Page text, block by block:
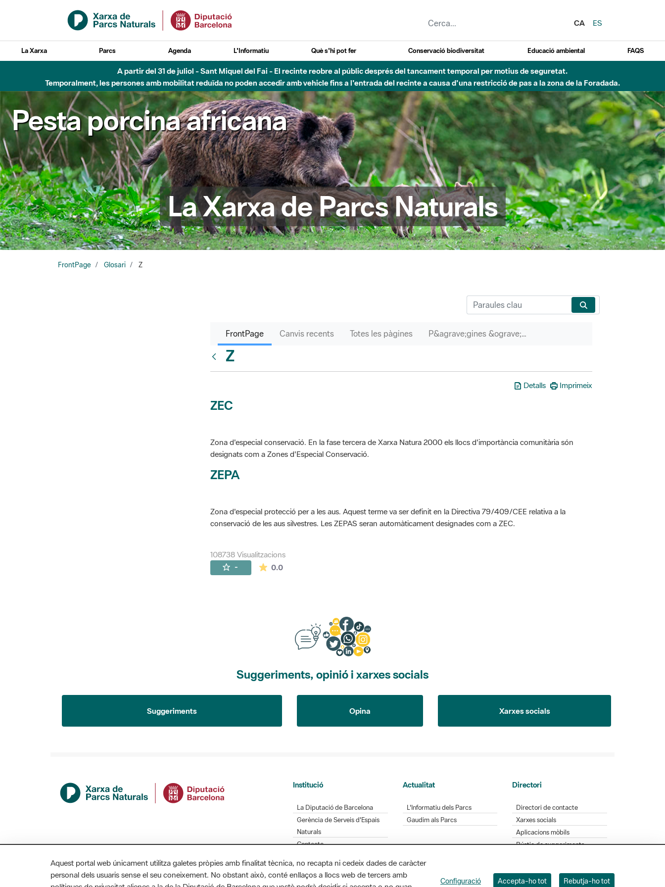
Salta al contingut principal
CA
ES
La Xarxa Parcs Agenda L'Informatiu Què s'hi pot fer Conservació biodiversitat Educació ambiental FAQS
A partir del 31 de juliol - Sant Miquel del Fai - El recinte reobre al públic després del tancament temporal per motius de seguretat.
Temporalment, les persones amb mobilitat reduïda no poden accedir amb vehicle fins a l'entrada del recinte a causa d'una restricció de pas a la zona de la Foradada.
Pesta porcina africana
La Xarxa de Parcs Naturals
FrontPage Glosari Z
FrontPage Canvis recents Totes les pàgines P&agrave;gines &ograve;rfenes
Z
Detalls Imprimeix
ZEC
Zona d'especial conservació. En la fase tercera de Xarxa Natura 2000 els llocs d'importància comunitària són
designats com a Zones d'Especial Conservació.
ZEPA
Zona d'especial protecció per a les aus. Aquest terme va ser definit en la Directiva 79/409/CEE relativa a la
conservació de les aus silvestres. Les ZEPAS seran automàticament designades com a ZEC.
108738 Visualitzacions
- 0.0La mitjana de les valoracions és de 0 estrelles de 5.
Suggeriments, opinió i xarxes socials
Suggeriments Opina Xarxes socials
Institució
La Diputació de Barcelona
Gerència de Serveis d'Espais
Naturals
Contacte
Actualitat
L'Informatiu dels Parcs
Gaudim als Parcs
Directori
Directori de contacte
Xarxes socials
Aplicacions mòbils
Bústia de suggeriments
Aquest portal web únicament utilitza galetes pròpies amb finalitat tècnica, no recapta ni cedeix dades de caràcter
personal dels usuaris sense el seu coneixement. No obstant això, conté enllaços a llocs web de tercers amb
Configuració Accepta-ho tot Rebutja-ho tot